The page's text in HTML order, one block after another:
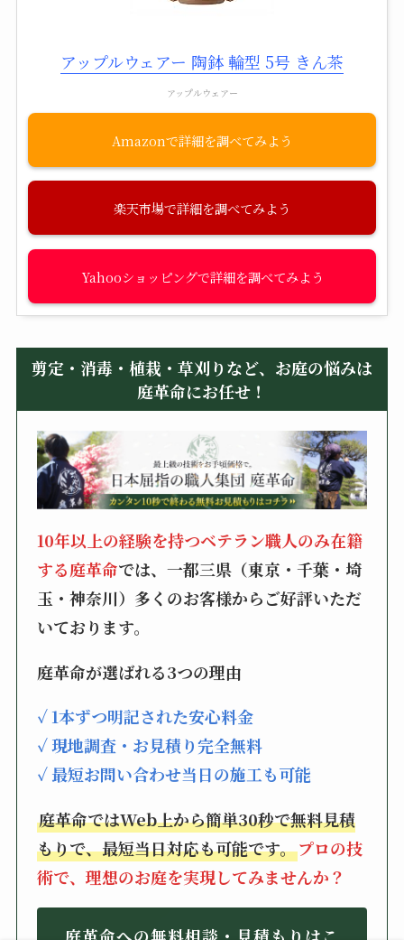
アップルウェアー 陶鉢 輪型 5号 きん茶
アップルウェアー
Amazon
楽天市場
Yahooショッピング
剪定・消毒・植栽・草刈りなど、お庭の悩みは
庭革命にお任せ！
10年以上の経験を持つベテラン職人のみ在籍
する庭革命では、一都三県（東京・千葉・埼
玉・神奈川）多くのお客様からご好評いただ
いております。
庭革命が選ばれる3つの理由
✓ 1本ずつ明記された安心料金
✓ 現地調査・お見積り完全無料
✓ 最短お問い合わせ当日の施工も可能
庭革命ではWeb上から簡単30秒で無料見積
もりで、最短当日対応も可能です。プロの技
術で、理想のお庭を実現してみませんか？